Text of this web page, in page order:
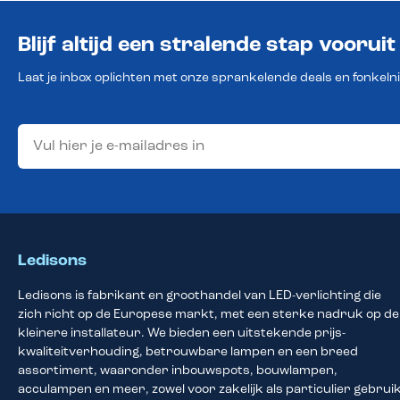
Blijf altijd een stralende stap vooruit
Laat je inbox oplichten met onze sprankelende deals en
Ledisons
Ledisons is fabrikant en groothandel van LED-verlichting die
zich richt op de Europese markt, met een sterke nadruk op de
kleinere installateur. We bieden een uitstekende prijs-
kwaliteitverhouding, betrouwbare lampen en een breed
assortiment, waaronder inbouwspots, bouwlampen,
acculampen en meer, zowel voor zakelijk als particulier